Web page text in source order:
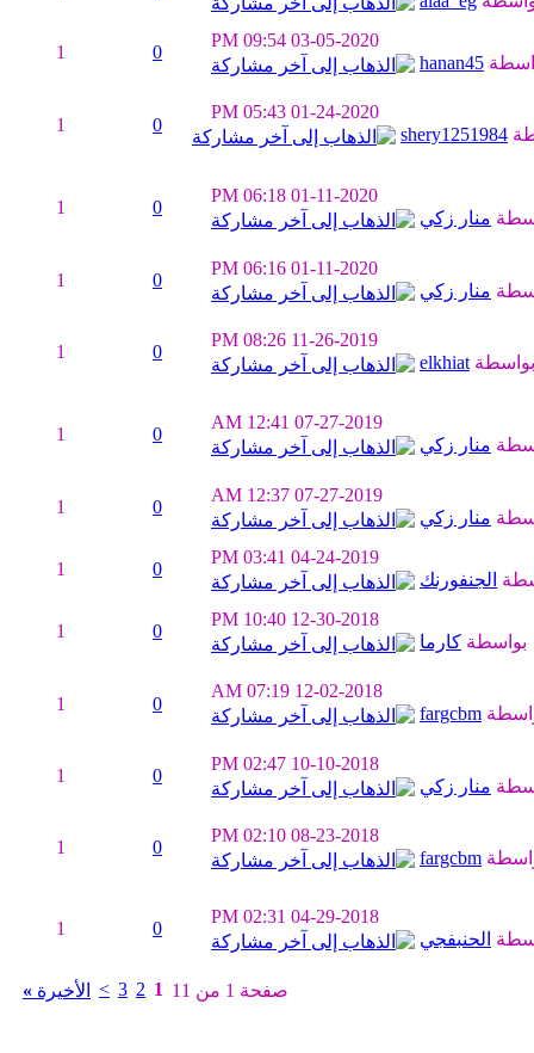
03-05-2020
09:54 PM
hanan45
0
1
01-24-2020
05:43 PM
shery1251984
0
1
01-11-2020
06:18 PM
منار زكي
0
1
01-11-2020
06:16 PM
منار زكي
0
1
11-26-2019
08:26 PM
elkhiat
0
1
07-27-2019
12:41 AM
منار زكي
0
1
07-27-2019
12:37 AM
منار زكي
0
1
04-24-2019
03:41 PM
الجنفورنك
0
1
12-30-2018
10:40 PM
بواسطة كارما
0
1
12-02-2018
07:19 AM
fargcbm
0
1
10-10-2018
02:47 PM
منار زكي
0
1
08-23-2018
02:10 PM
fargcbm
0
1
04-29-2018
02:31 PM
الحنبفجي
0
1
صفحة 1 من 11 1
2
3
> الأخيرة »